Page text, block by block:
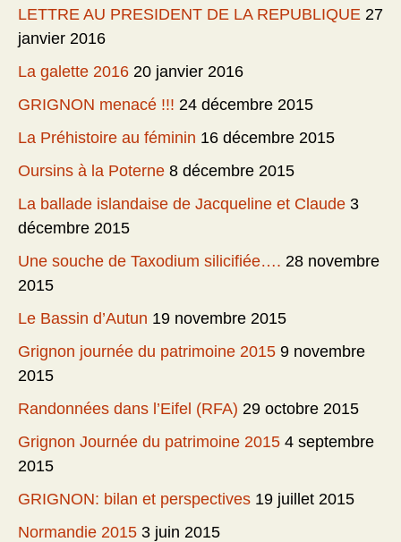
LETTRE AU PRESIDENT DE LA REPUBLIQUE 27
janvier 2016
La galette 2016 20 janvier 2016
GRIGNON menacé !!! 24 décembre 2015
La Préhistoire au féminin 16 décembre 2015
Oursins à la Poterne 8 décembre 2015
La ballade islandaise de Jacqueline et Claude 3
décembre 2015
Une souche de Taxodium silicifiée…. 28 novembre
2015
Le Bassin d’Autun 19 novembre 2015
Grignon journée du patrimoine 2015 9 novembre
2015
Randonnées dans l’Eifel (RFA) 29 octobre 2015
Grignon Journée du patrimoine 2015 4 septembre
2015
GRIGNON: bilan et perspectives 19 juillet 2015
Normandie 2015 3 juin 2015